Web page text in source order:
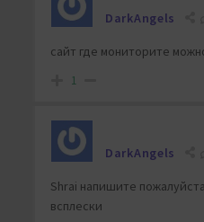
DarkAngels
сайт где мониторите
1
DarkAngels
Shrai напишите
всплески